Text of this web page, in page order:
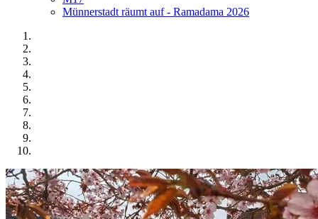
Münnerstadt räumt auf - Ramadama 2026